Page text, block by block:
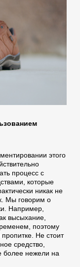
этого
процесс с
которые
никак не
Мы говорим о
Например,
высыхание,
поэтому
Не стоит
средство,
более нежели на